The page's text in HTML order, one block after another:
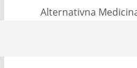
Alternativna